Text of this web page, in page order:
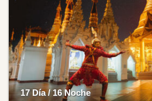
17 Día / 16 Noche